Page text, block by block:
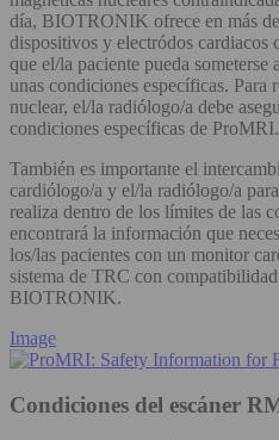
día, BIOTRONIK ofrece en más
dispositivos y electródos cardiacos
que el/la paciente pueda
unas condiciones específicas. Para
nuclear, el/la radiólogo/a debe
condiciones específicas de ProMRI.
También es importante el
cardiólogo/a y el/la radiólogo/a
realiza dentro de los límites de las
encontrará la información que
los/las pacientes con un monitor
sistema de TRC con
BIOTRONIK.
Image
Condiciones del escáner